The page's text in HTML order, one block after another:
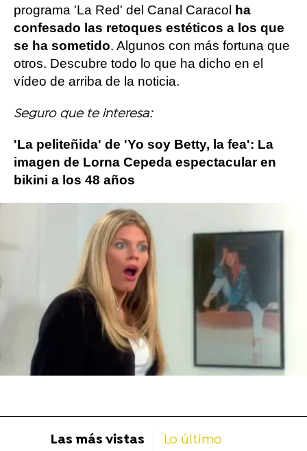
programa 'La Red' del Canal Caracol
ha
confesado las retoques estéticos a los que
se ha sometido. Algunos con más fortuna que
otros. Descubre todo lo que ha dicho en el
vídeo de arriba de la noticia.
Seguro que te interesa:
'La peliteñida' de 'Yo soy Betty, la fea': La
imagen de Lorna Cepeda espectacular en
bikini a los 48 años
Las más vistas Lo último